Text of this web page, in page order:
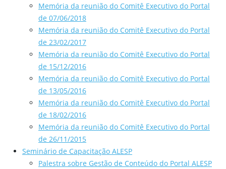
Memória da reunião do Comitê Executivo do Portal
de 07/06/2018
Memória da reunião do Comitê Executivo do Portal
de 23/02/2017
Memória da reunião do Comitê Executivo do Portal
de 15/12/2016
Memória da reunião do Comitê Executivo do Portal
de 13/05/2016
Memória da reunião do Comitê Executivo do Portal
de 18/02/2016
Memória da reunião do Comitê Executivo do Portal
de 26/11/2015
Seminário de Capacitação ALESP
Palestra sobre Gestão de Conteúdo do Portal ALESP